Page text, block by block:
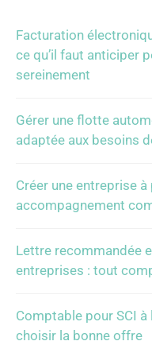
Facturation
ce qu’il faut anticiper
sereinement
Gérer une flotte
adaptée aux besoins
Créer une entreprise à
accompagnement
Lettre recommandée
entreprises : tout
Comptable pour SCI à
choisir la bonne offre